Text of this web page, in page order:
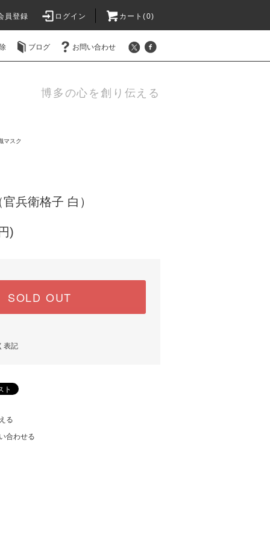
員登録 ログイン カート(0)
ブログ お問い合わせ
博多の心を創り伝える
マスク
兵衛格子 白）
)
SOLD OUT
表記
る
合わせる